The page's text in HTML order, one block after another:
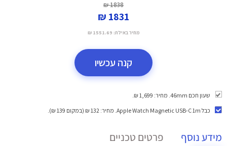
1838 ₪
1831 ₪
מחיר באילת: 1551.69 ₪
קנה עכשיו
שעון חכם 46mm. מחיר: 1,699 ₪.
כבל Apple Watch Magnetic USB-C 1m
. מחיר: 132 ₪ (במקום 139 ₪).
מידע נוסף פרטים טכניים